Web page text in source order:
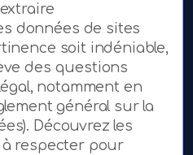
données de sites
soit indéniable,
des questions
notamment en
général sur la
Découvrez les
respecter pour